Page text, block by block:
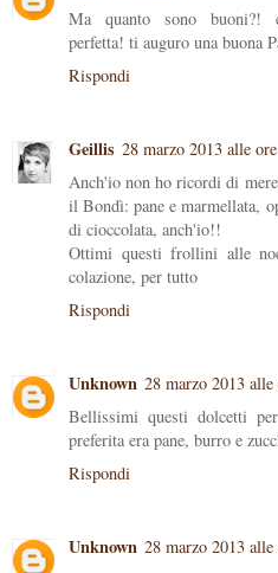
Ma quanto sono buoni?!
perfetta! ti auguro una buona
Rispondi
Geillis 28 marzo 2013 alle
Anch'io non ho ricordi di
il Bondì: pane e marmellata,
di cioccolata, anch'io!!
Ottimi questi frollini alle
colazione, per tutto
Rispondi
Unknown 28 marzo 2013
Bellissimi questi dolcetti
preferita era pane, burro e
Rispondi
Unknown 28 marzo 2013